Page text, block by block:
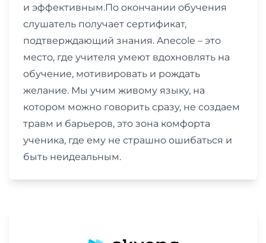
и эффективным.По окончании обучения
слушатель получает сертификат,
подтверждающий знания. Anecole – это
место, где учителя умеют вдохновлять на
обучение, мотивировать и рождать
желание. Мы учим живому языку, на
котором можно говорить сразу, не создаем
травм и барьеров, это зона комфорта
ученика, где ему не страшно ошибаться и
быть неидеальным.